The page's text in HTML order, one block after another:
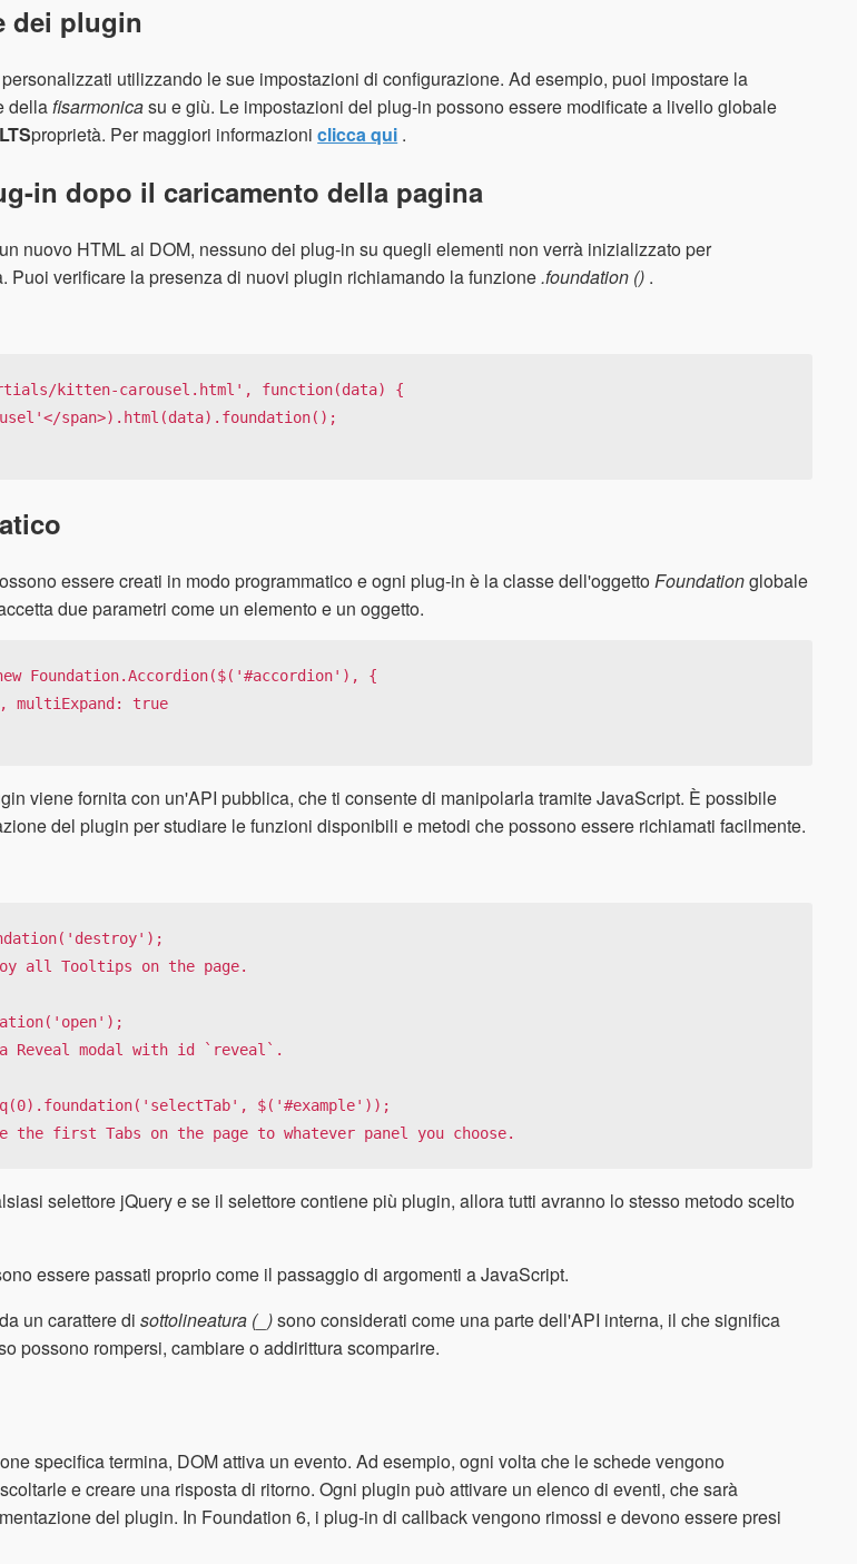
dei plugin
utilizzando le sue impostazioni di configurazione. Ad esempio, puoi impostare la
dellafisarmonicasu e giù. Le impostazioni del plug-in possono essere modificate a livello globale
proprietà. Per maggiori informazioniclicca qui .
in dopo il caricamento della pagina
nuovo HTML al DOM, nessuno dei plug-in su quegli elementi non verrà inizializzato per
Puoi verificare la presenza di nuovi plugin richiamando la funzione.foundation () .
kitten-carousel.html', function(data) {
essere creati in modo programmatico e ogni plug-in è la classe dell'oggettoFoundationglobale
due parametri come un elemento e un oggetto.
Foundation.Accordion($('#accordion'), {
viene fornita con un'API pubblica, che ti consente di manipolarla tramite JavaScript. È possibile
del plugin per studiare le funzioni disponibili e metodi che possono essere richiamati facilmente.
all Tooltips on the page.
modal with id `reveal`.
$('#example'));
first Tabs on the page to whatever panel you choose.
selettore jQuery e se il selettore contiene più plugin, allora tutti avranno lo stesso metodo scelto
essere passati proprio come il passaggio di argomenti a JavaScript.
un carattere disottolineatura (_)sono considerati come una parte dell'API interna, il che significa
possono rompersi, cambiare o addirittura scomparire.
specifica termina, DOM attiva un evento. Ad esempio, ogni volta che le schede vengono
e creare una risposta di ritorno. Ogni plugin può attivare un elenco di eventi, che sarà
del plugin. In Foundation 6, i plug-in di callback vengono rimossi e devono essere presi